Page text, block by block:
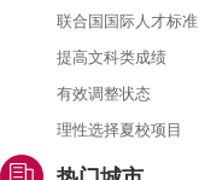
联合国国际人才标准
提高文科类成绩
有效调整状态
理性选择夏校项目